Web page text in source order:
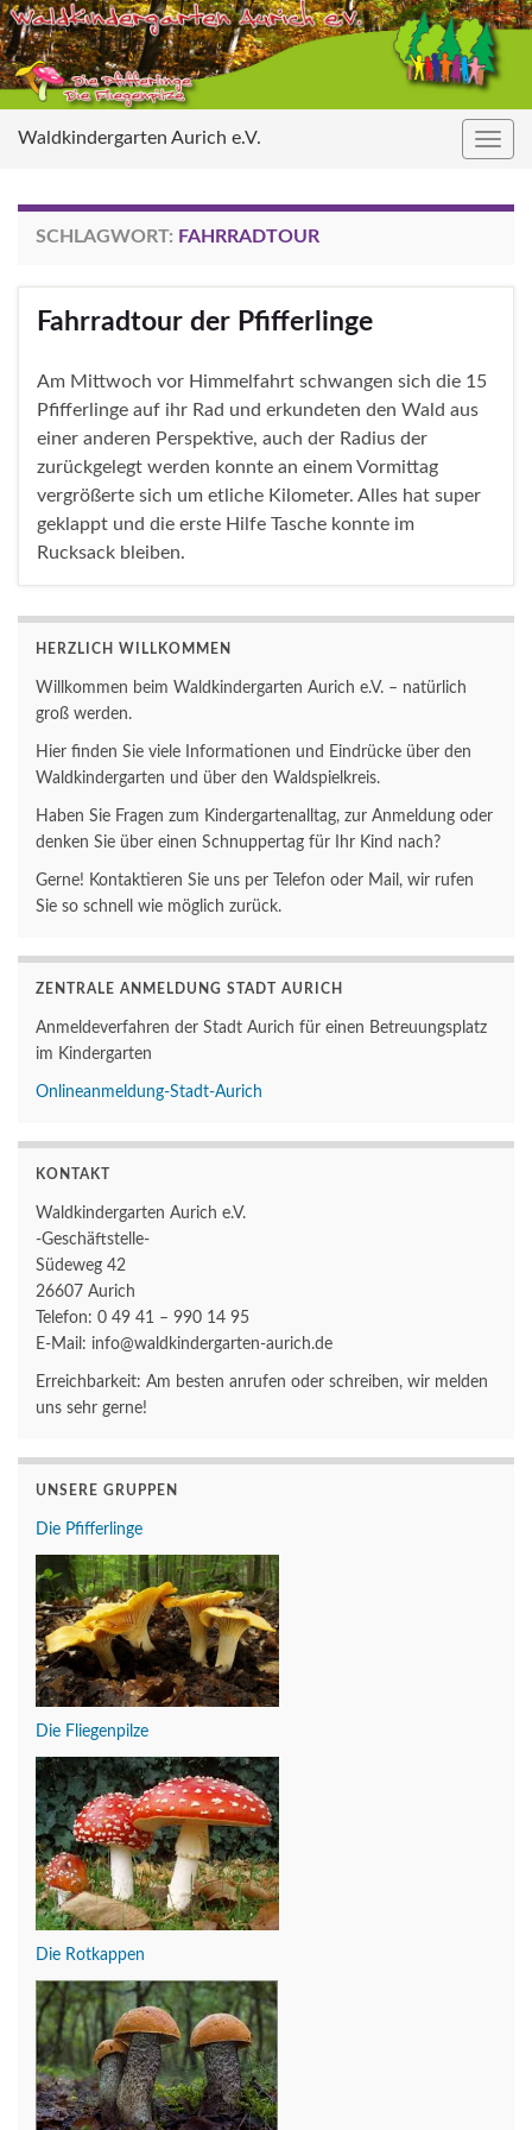
Waldkindergarten Aurich e.V.
SCHLAGWORT: FAHRRADTOUR
Fahrradtour der Pfifferlinge
Am Mittwoch vor Himmelfahrt schwangen sich die 15
Pfifferlinge auf ihr Rad und erkundeten den Wald aus
einer anderen Perspektive, auch der Radius der
zurückgelegt werden konnte an einem Vormittag
vergrößerte sich um etliche Kilometer. Alles hat super
geklappt und die erste Hilfe Tasche konnte im
Rucksack bleiben.
HERZLICH WILLKOMMEN
Willkommen beim Waldkindergarten Aurich e.V. – natürlich
groß werden.
Hier finden Sie viele Informationen und Eindrücke über den
Waldkindergarten und über den Waldspielkreis.
Haben Sie Fragen zum Kindergartenalltag, zur Anmeldung oder
denken Sie über einen Schnuppertag für Ihr Kind nach?
Gerne! Kontaktieren Sie uns per Telefon oder Mail, wir rufen
Sie so schnell wie möglich zurück.
ZENTRALE ANMELDUNG STADT AURICH
Anmeldeverfahren der Stadt Aurich für einen Betreuungsplatz
im Kindergarten
Onlineanmeldung-Stadt-Aurich
KONTAKT
Waldkindergarten Aurich e.V.
-Geschäftstelle-
Südeweg 42
26607 Aurich
Telefon: 0 49 41 – 990 14 95
E-Mail: info@waldkindergarten-aurich.de
Erreichbarkeit: Am besten anrufen oder schreiben, wir melden
uns sehr gerne!
UNSERE GRUPPEN
Die Pfifferlinge
Die Fliegenpilze
Die Rotkappen